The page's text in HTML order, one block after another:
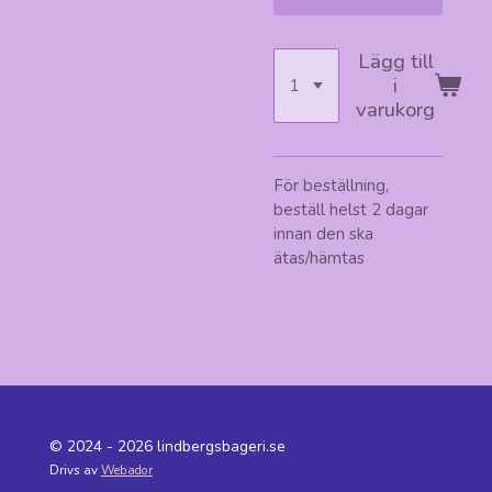
Lägg till
i
varukorg
För beställning,
beställ helst 2 dagar
innan den ska
ätas/hämtas
© 2024 - 2026 lindbergsbageri.se
Drivs avWebador